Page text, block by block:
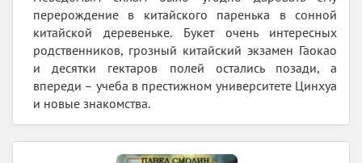
перерождение в китайского паренька в сонной
китайской деревеньке. Букет очень интересных
родственников, грозный китайский экзамен Гаокао
и десятки гектаров полей остались позади, а
впереди – учеба в престижном университете Цинхуа
и новые знакомства.